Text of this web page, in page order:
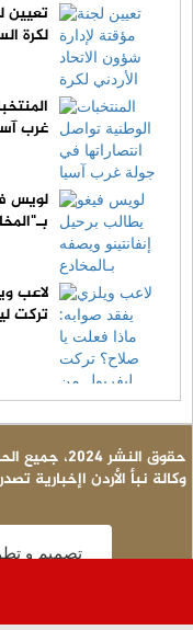
تعيين
لكرة
غرب
لويس
لاعب
تركت
© حقوق النشر 2024، جميع الحقوق محفوظة | نبأ الأردن
وكالة نبأ الأردن اإخبارية
تصميم و